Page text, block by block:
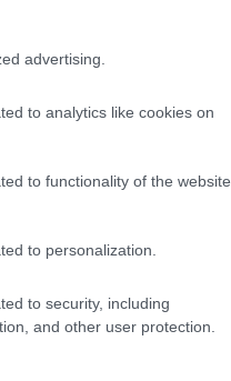
advertising.
to analytics like cookies on
to functionality of the website
to personalization.
to security, including
and other user protection.
ότι το
των
σε